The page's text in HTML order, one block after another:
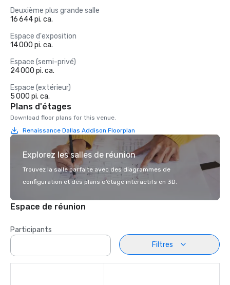
Deuxième plus grande salle
16 644 pi. ca.
Espace d'exposition
14 000 pi. ca.
Espace (semi-privé)
24 000 pi. ca.
Espace (extérieur)
5 000 pi. ca.
Plans d'étages
Download floor plans for this venue.
Renaissance Dallas Addison Floorplan
Explorez les salles de réunion
Trouvez la salle parfaite avec des diagrammes de
configuration et des plans d’étage interactifs en 3D.
Espace de réunion
Participants
Filtres